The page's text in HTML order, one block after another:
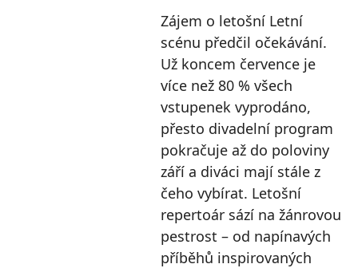
Zájem o letošní Letní
scénu předčil očekávání.
Už koncem července je
více než 80 % všech
vstupenek vyprodáno,
přesto divadelní program
pokračuje až do poloviny
září a diváci mají stále z
čeho vybírat. Letošní
repertoár sází na žánrovou
pestrost – od napínavých
příběhů inspirovaných